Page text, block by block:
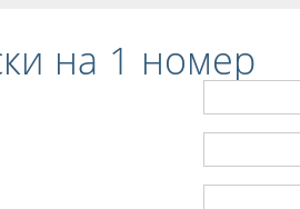
на 1 номер